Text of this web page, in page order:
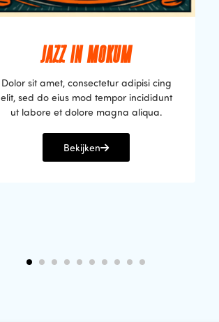
JAZZ IN MOKUM
Dolor sit amet, consectetur adipisi cing
elit, sed do eius mod tempor incididunt
ut labore et dolore magna aliqua.
Bekijken